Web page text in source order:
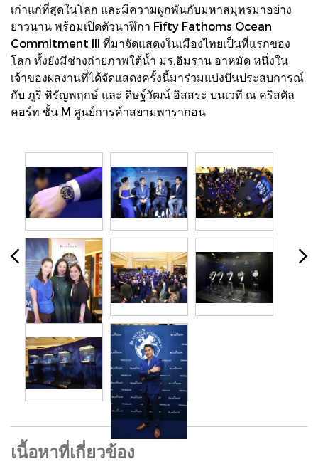
เก่าแก่ที่สุดในโลก และมีความผูกพันกับมหาสมุทรมาอย่าง
ยาวนาน พร้อมเปิดตัวนาฬิกา Fifty Fathoms Ocean
Commitment III ที่มาจัดแสดงในเมืองไทยเป็นที่แรกของ
โลก ทั้งยังมีช่างถ่ายภาพใต้น้ำ มร.อิมราน อาหมัด หนึ่งใน
เจ้าของผลงานที่ได้จัดแสดงครั้งนี้มาร่วมแบ่งปันประสบการณ์
กับ ภูริ หิรัญพฤกษ์ และ ดิษฐ์วัฒน์ อิสสระ บนเวที ณ คริสตัล
คอร์ท ชั้น M ศูนย์การค้าสยามพารากอน
เนื้อหาที่เกี่ยวข้อง